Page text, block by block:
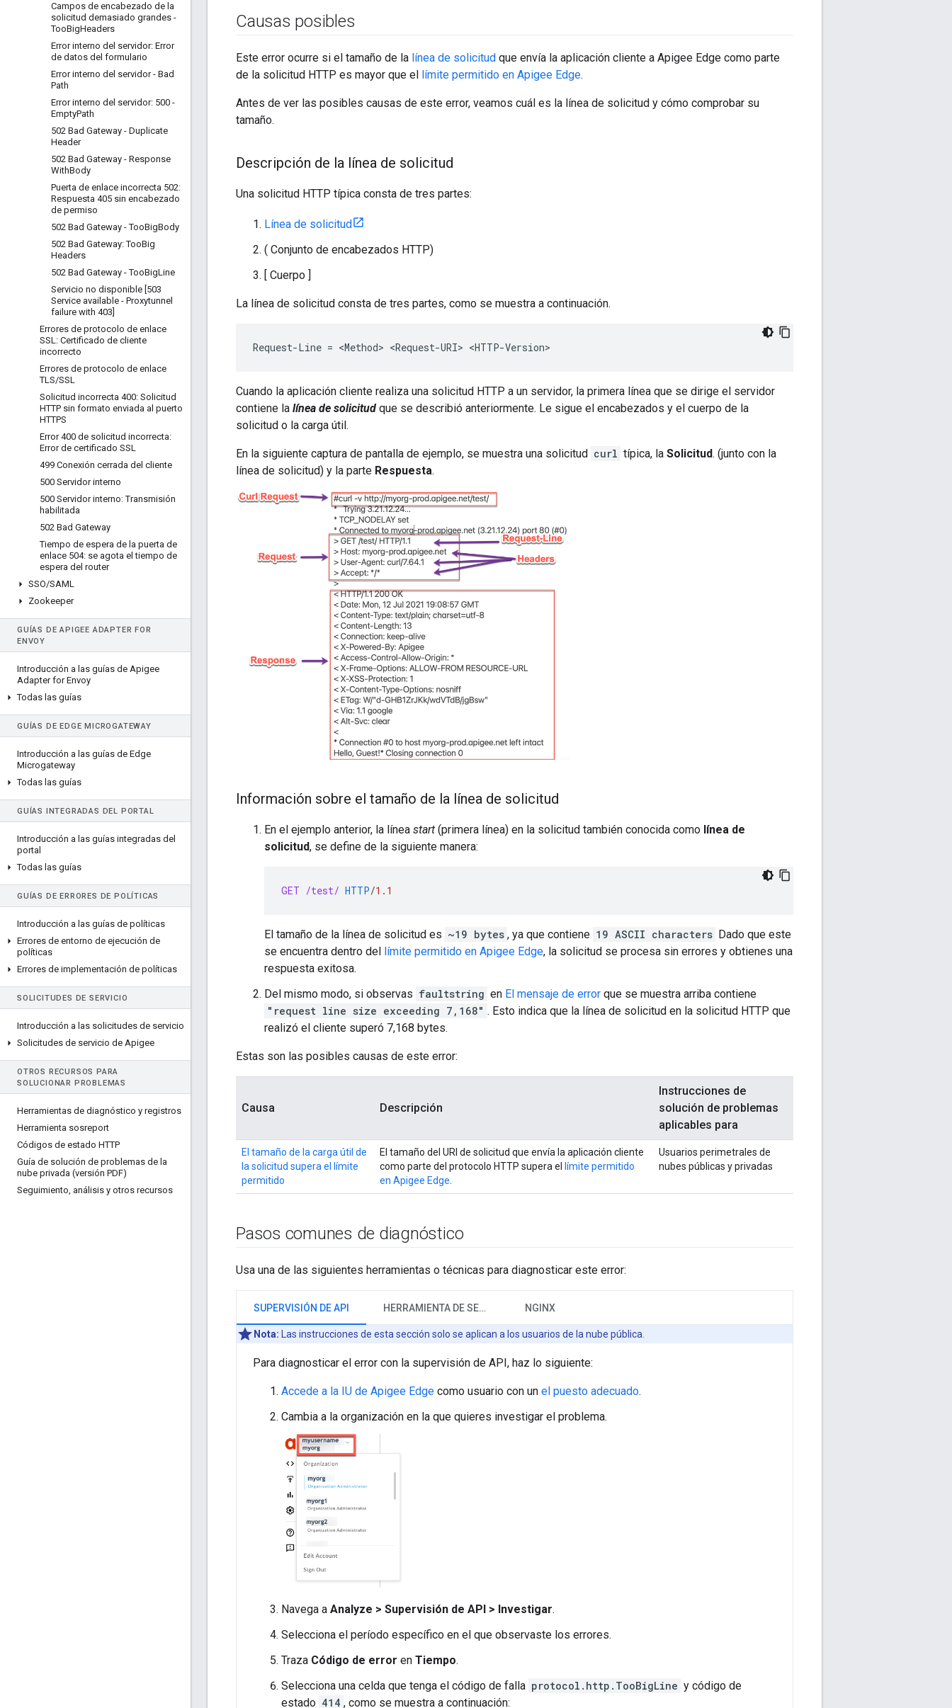
Campos de encabezado de la
solicitud demasiado grandes -
TooBigHeaders
Error interno del servidor: Error
de datos del formulario
Error interno del servidor - Bad
Path
Error interno del servidor: 500 -
EmptyPath
502 Bad Gateway - Duplicate
Header
502 Bad Gateway - Response
WithBody
Puerta de enlace incorrecta 502:
Respuesta 405 sin encabezado
de permiso
502 Bad Gateway - TooBigBody
502 Bad Gateway: TooBig
Headers
502 Bad Gateway - TooBigLine
Servicio no disponible [503
Service available - Proxytunnel
failure with 403]
Errores de protocolo de enlace
SSL: Certificado de cliente
incorrecto
Errores de protocolo de enlace
TLS/SSL
Solicitud incorrecta 400: Solicitud
HTTP sin formato enviada al puerto
HTTPS
Error 400 de solicitud incorrecta:
Error de certificado SSL
499 Conexión cerrada del cliente
500 Servidor interno
500 Servidor interno: Transmisión
habilitada
502 Bad Gateway
Tiempo de espera de la puerta de
enlace 504: se agota el tiempo de
espera del router
SSO/SAML
Zookeeper
GUÍAS DE APIGEE ADAPTER FOR
ENVOY
Introducción a las guías de Apigee
Adapter for Envoy
Todas las guías
GUÍAS DE EDGE MICROGATEWAY
Introducción a las guías de Edge
Microgateway
Todas las guías
GUÍAS INTEGRADAS DEL PORTAL
Introducción a las guías integradas del
portal
Todas las guías
GUÍAS DE ERRORES DE POLÍTICAS
Introducción a las guías de políticas
Errores de entorno de ejecución de
políticas
Errores de implementación de políticas
SOLICITUDES DE SERVICIO
Introducción a las solicitudes de servicio
Solicitudes de servicio de Apigee
OTROS RECURSOS PARA
SOLUCIONAR PROBLEMAS
Herramientas de diagnóstico y registros
Herramienta sosreport
Códigos de estado HTTP
Guía de solución de problemas de la
nube privada (versión PDF)
Seguimiento, análisis y otros recursos
Causas posibles
Este error ocurre si el tamaño de la línea de solicitud que envía la aplicación cliente a Apigee Edge como parte
de la solicitud HTTP es mayor que el límite permitido en Apigee Edge.
Antes de ver las posibles causas de este error, veamos cuál es la línea de solicitud y cómo comprobar su
tamaño.
Descripción de la línea de solicitud
Una solicitud HTTP típica consta de tres partes:
Línea de solicitud
( Conjunto de encabezados HTTP)
[ Cuerpo ]
La línea de solicitud consta de tres partes, como se muestra a continuación.
Request-Line = <Method> <Request-URI> <HTTP-Version>
Cuando la aplicación cliente realiza una solicitud HTTP a un servidor, la primera línea que se dirige el servidor
contiene la línea de solicitud que se describió anteriormente. Le sigue el encabezados y el cuerpo de la
solicitud o la carga útil.
En la siguiente captura de pantalla de ejemplo, se muestra una solicitud curl típica, la Solicitud. (junto con la
línea de solicitud) y la parte Respuesta.
Información sobre el tamaño de la línea de solicitud
En el ejemplo anterior, la línea start (primera línea) en la solicitud también conocida como línea de
solicitud, se define de la siguiente manera:
GET /test/ HTTP/1.1
El tamaño de la línea de solicitud es ~19 bytes , ya que contiene 19 ASCII characters Dado que este
se encuentra dentro del límite permitido en Apigee Edge, la solicitud se procesa sin errores y obtienes una
respuesta exitosa.
Del mismo modo, si observas faultstring en El mensaje de error que se muestra arriba contiene
"request line size exceeding 7,168" . Esto indica que la línea de solicitud en la solicitud HTTP que
realizó el cliente superó 7,168 bytes.
Estas son las posibles causas de este error:
Causa Descripción
Instrucciones de
solución de problemas
aplicables para
El tamaño de la carga útil de
la solicitud supera el límite
permitido
El tamaño del URI de solicitud que envía la aplicación cliente
como parte del protocolo HTTP supera el
límite permitido
en Apigee Edge
Usuarios perimetrales de
nubes públicas y privadas
Pasos comunes de diagnóstico
Usa una de las siguientes herramientas o técnicas para diagnosticar este error:
SUPERVISIÓN DE API HERRAMIENTA DE SEGUIMIENTO NGINX
Nota: Las instrucciones de esta sección solo se aplican a los usuarios de la nube pública.
Para diagnosticar el error con la supervisión de API, haz lo siguiente:
Accede a la IU de Apigee Edge como usuario con un el puesto adecuado.
Cambia a la organización en la que quieres investigar el problema.
Navega a Analyze > Supervisión de API > Investigar.
Selecciona el período específico en el que observaste los errores.
Traza Código de error en Tiempo.
Selecciona una celda que tenga el código de falla protocol.http.TooBigLine y código de
estado 414 , como se muestra a continuación: